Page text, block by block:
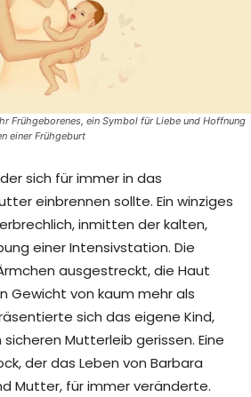
Frühgeborenes, ein Symbol für Liebe und Hoffnung
einer Frühgeburt
sich für immer in das
einbrennen sollte. Ein winziges
inmitten der kalten,
einer Intensivstation. Die
ausgestreckt, die Haut
Gewicht von kaum mehr als
sich das eigene Kind,
Mutterleib gerissen. Eine
der das Leben von Barbara
Mutter, für immer veränderte.